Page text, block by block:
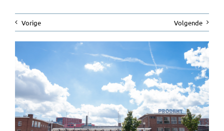
Vorige Volgende